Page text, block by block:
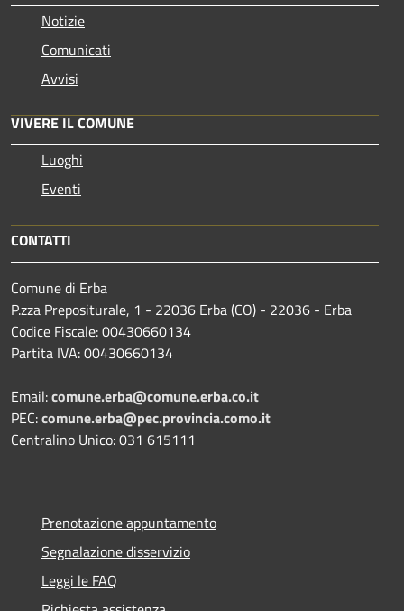
Notizie
Comunicati
Avvisi
VIVERE IL COMUNE
Luoghi
Eventi
CONTATTI
Comune di Erba
P.zza Prepositurale, 1 - 22036 Erba (CO) - 22036 - Erba
Codice Fiscale: 00430660134
Partita IVA: 00430660134
Email:comune.erba@comune.erba.co.it
PEC:comune.erba@pec.provincia.como.it
Centralino Unico: 031 615111
Prenotazione appuntamento
Segnalazione disservizio
Leggi le FAQ